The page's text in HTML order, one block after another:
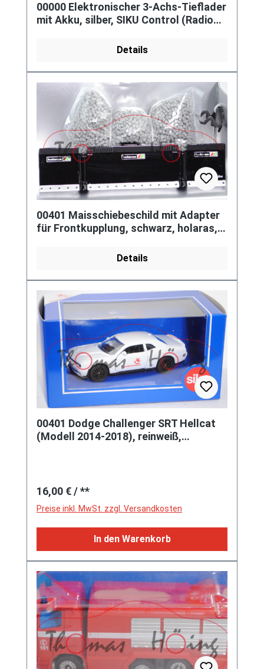
00000 Elektronischer 3-Achs-Tieflader
mit Akku, silber, SIKU Control (Radio
Details
00401 Maisschiebeschild mit Adapter
für Frontkupplung, schwarz, holaras,
Details
00401 Dodge Challenger SRT Hellcat
(Modell 2014-2018), reinweiß,
Nürnberg)
Regulärer Preis:
16,00 €/ **
Preise inkl. MwSt. zzgl. Versandkosten
In den Warenkorb